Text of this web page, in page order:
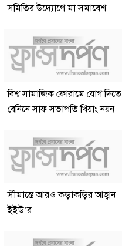
সমিতির উদ্যোগে মা সমাবেশ
বিশ্ব সামাজিক ফোরামে যোগ দিতে
বেনিনে সাফ সভাপতি খিয়াং নয়ন
সীমান্তে আরও কড়াকড়ির আহ্বান
ইইউ’র